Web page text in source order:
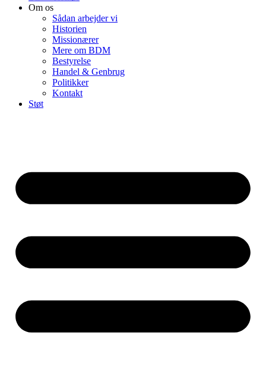
Om os
Sådan arbejder vi
Historien
Missionærer
Mere om BDM
Bestyrelse
Handel & Genbrug
Politikker
Kontakt
Støt